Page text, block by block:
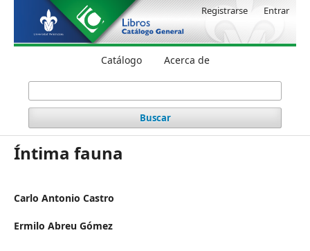
Catálogo Acerca de
Buscar
Registrarse Entrar
Íntima fauna
Carlo Antonio Castro
Ermilo Abreu Gómez